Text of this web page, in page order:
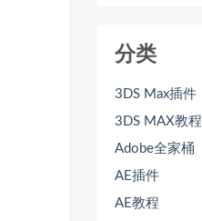
分类
3DS Max插件
3DS MAX教程
Adobe全家桶
AE插件
AE教程